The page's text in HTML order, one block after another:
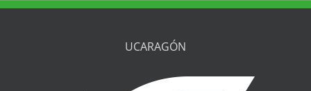
UCARAGÓN